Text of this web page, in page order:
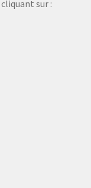
sur :